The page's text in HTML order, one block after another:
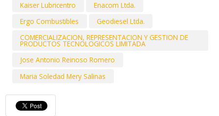
Kaiser Lubricentro
Enacom Ltda.
Ergo Combustibles
Geodiesel Ltda.
COMERCIALIZACION, REPRESENTACION Y GESTION DE
PRODUCTOS TECNOLOGICOS LIMITADA
Jose Antonio Reinoso Romero
Maria Soledad Mery Salinas